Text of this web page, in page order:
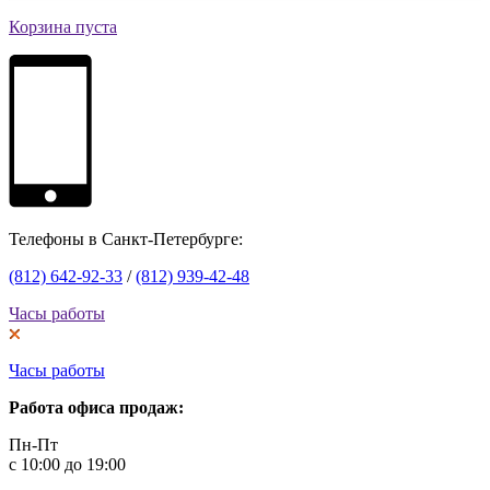
Корзина пуста
Телефоны в Санкт-Петербурге:
(812) 642-92-33 /(812) 939-42-48
Часы работы
Часы работы
Работа офиса продаж:
Пн-Пт
с 10:00 до 19:00